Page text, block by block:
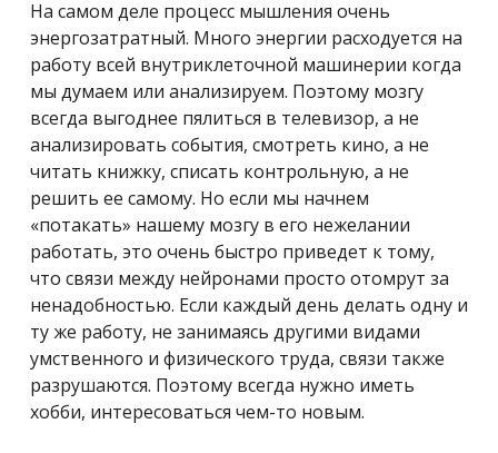
На самом деле процесс мышления очень
энергозатратный. Много энергии расходуется на
работу всей внутриклеточной машинерии когда
мы думаем или анализируем. Поэтому мозгу
всегда выгоднее пялиться в телевизор, а не
анализировать события, смотреть кино, а не
читать книжку, списать контрольную, а не
решить ее самому. Но если мы начнем
«потакать» нашему мозгу в его нежелании
работать, это очень быстро приведет к тому,
что связи между нейронами просто отомрут за
ненадобностью. Если каждый день делать одну и
ту же работу, не занимаясь другими видами
умственного и физического труда, связи также
разрушаются. Поэтому всегда нужно иметь
хобби, интересоваться чем-то новым.